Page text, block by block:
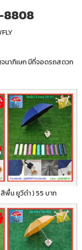
8808
นาภิเษก มีที่จอดรถสดวก
พื้น ยูวีดำ ) 55 บาท